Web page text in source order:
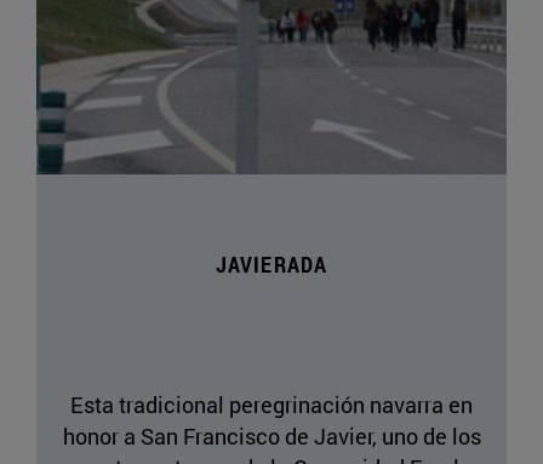
JAVIERADA
Esta tradicional peregrinación navarra en
honor a San Francisco de Javier, uno de los